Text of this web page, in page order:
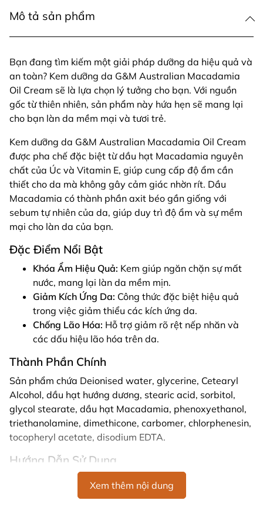
Mô tả sản phẩm
Bạn đang tìm kiếm một giải pháp dưỡng da hiệu quả và
an toàn? Kem dưỡng da G&M Australian Macadamia
Oil Cream sẽ là lựa chọn lý tưởng cho bạn. Với nguồn
gốc từ thiên nhiên, sản phẩm này hứa hẹn sẽ mang lại
cho bạn làn da mềm mại và tươi trẻ.
Kem dưỡng da G&M Australian Macadamia Oil Cream
được pha chế đặc biệt từ dầu hạt Macadamia nguyên
chất của Úc và Vitamin E, giúp cung cấp độ ẩm cần
thiết cho da mà không gây cảm giác nhờn rít. Dầu
Macadamia có thành phần axit béo gần giống với
sebum tự nhiên của da, giúp duy trì độ ẩm và sự mềm
mại cho làn da của bạn.
Đặc Điểm Nổi Bật
Khóa Ẩm Hiệu Quả: Kem giúp ngăn chặn sự mất
nước, mang lại làn da mềm mịn.
Giảm Kích Ứng Da: Công thức đặc biệt hiệu quả
trong việc giảm thiểu các kích ứng da.
Chống Lão Hóa: Hỗ trợ giảm rõ rệt nếp nhăn và
các dấu hiệu lão hóa trên da.
Thành Phần Chính
Sản phẩm chứa Deionised water, glycerine, Cetearyl
Alcohol, dầu hạt hướng dương, stearic acid, sorbitol,
glycol stearate, dầu hạt Macadamia, phenoxyethanol,
triethanolamine, dimethicone, carbomer, chlorphenesin,
tocopheryl acetate, disodium EDTA.
Hướng Dẫn Sử Dụng
Lấy một lượng nhỏ kem vào đầu ngón tay.
Massage nhẹ nhàng lên da, sử dụng hàng ngày để
Xem thêm nội dung